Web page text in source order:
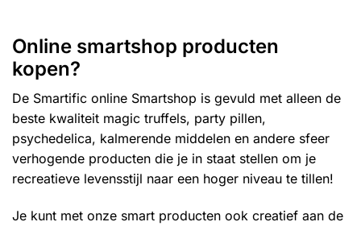
Deze
optie
kan
gekozen
worden
op
de
productpagina
Deze
gekozen
worden
op
productpagina
Online smartshop producten
kopen?
De Smartific online Smartshop is gevuld met alleen de
beste kwaliteit magic truffels, party pillen,
psychedelica, kalmerende middelen en andere sfeer
verhogende producten die je in staat stellen om je
recreatieve levensstijl naar een hoger niveau te tillen!
Je kunt met onze smart producten ook creatief aan de